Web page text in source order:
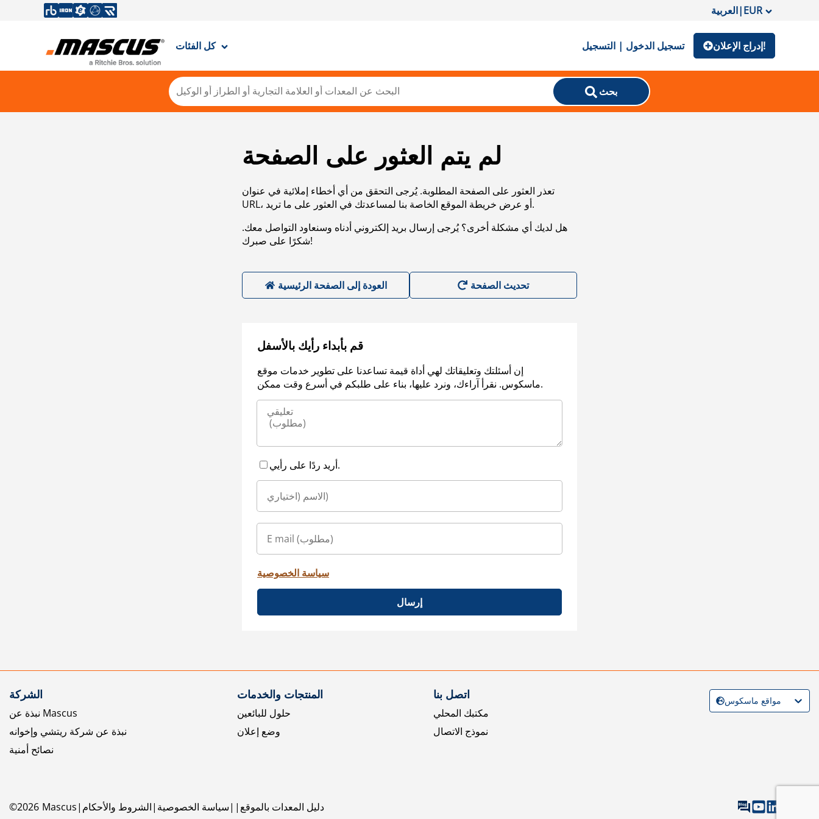
العربية|EUR
كل الفئات تسجيل الدخول | التسجيل إدراج الإعلان!
بحث
لم يتم العثور على الصفحة
تعذر العثور على الصفحة المطلوبة. يُرجى التحقق من أي أخطاء إملائية في عنوان
URL، أو عرض خريطة الموقع الخاصة بنا لمساعدتك في العثور على ما تريد.
هل لديك أي مشكلة أخرى؟ يُرجى إرسال بريد إلكتروني أدناه وسنعاود التواصل معك.
شكرًا على صبرك!
العودة إلى الصفحة الرئيسية
قم بأبداء رأيك بالأسفل
إن أسئلتك وتعليقاتك لهي أداة قيمة تساعدنا على تطوير خدمات موقع
ماسكوس. نقرأ آراءك، ونرد عليها، بناء على طلبكم في أسرع وقت ممكن.
أريد ردًا على رأيي.
سياسة الخصوصية
إرسال
الشركة
نبذة عن Mascus
نبذة عن شركة ريتشي وإخوانه
نصائح أمنية
المنتجات والخدمات
حلول للبائعين
وضع إعلان
اتصل بنا
مكتبك المحلي
نموذج الاتصال
©2026 Mascus الشروط والأحكام سياسة الخصوصية دليل المعدات بالموقع
مواقع ماسكوس